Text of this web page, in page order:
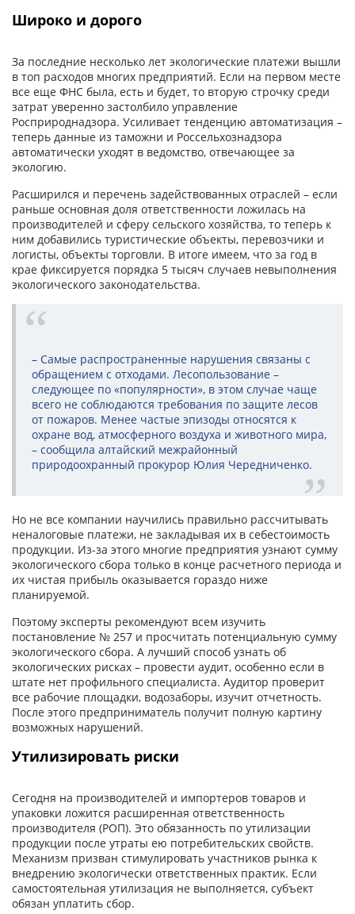
Широко и дорого
За последние несколько лет экологические платежи вышли
в топ расходов многих предприятий. Если на первом месте
все еще ФНС была, есть и будет, то вторую строчку среди
затрат уверенно застолбило управление
Росприроднадзора. Усиливает тенденцию автоматизация –
теперь данные из таможни и Россельхознадзора
автоматически уходят в ведомство, отвечающее за
экологию.
Расширился и перечень задействованных отраслей – если
раньше основная доля ответственности ложилась на
производителей и сферу сельского хозяйства, то теперь к
ним добавились туристические объекты, перевозчики и
логисты, объекты торговли. В итоге имеем, что за год в
крае фиксируется порядка 5 тысяч случаев невыполнения
экологического законодательства.
– Самые распространенные нарушения связаны с
обращением с отходами. Лесопользование –
следующее по «популярности», в этом случае чаще
всего не соблюдаются требования по защите лесов
от пожаров. Менее частые эпизоды относятся к
охране вод, атмосферного воздуха и животного мира,
– сообщила алтайский межрайонный
природоохранный прокурор Юлия Чередниченко.
Но не все компании научились правильно рассчитывать
неналоговые платежи, не закладывая их в себестоимость
продукции. Из-за этого многие предприятия узнают сумму
экологического сбора только в конце расчетного периода и
их чистая прибыль оказывается гораздо ниже
планируемой.
Поэтому эксперты рекомендуют всем изучить
постановление № 257 и просчитать потенциальную сумму
экологического сбора. А лучший способ узнать об
экологических рисках – провести аудит, особенно если в
штате нет профильного специалиста. Аудитор проверит
все рабочие площадки, водозаборы, изучит отчетность.
После этого предприниматель получит полную картину
возможных нарушений.
Утилизировать риски
Сегодня на производителей и импортеров товаров и
упаковки ложится расширенная ответственность
производителя (РОП). Это обязанность по утилизации
продукции после утраты ею потребительских свойств.
Механизм призван стимулировать участников рынка к
внедрению экологически ответственных практик. Если
самостоятельная утилизация не выполняется, субъект
обязан уплатить сбор.